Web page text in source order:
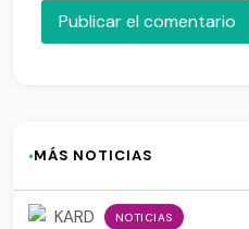
·MÁS NOTICIAS
NOTICIAS